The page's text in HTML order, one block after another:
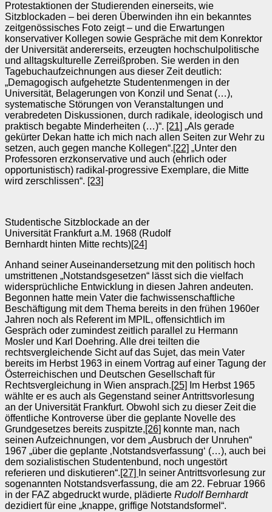
Protestaktionen der Studierenden einerseits, wie
Sitzblockaden – bei deren Überwinden ihn ein bekanntes
zeitgenössisches Foto zeigt – und die Erwartungen
konservativer Kollegen sowie Gespräche mit dem Konrektor
der Universität andererseits, erzeugten hochschulpolitische
und alltagskulturelle Zerreißproben. Sie werden in den
Tagebuchaufzeichnungen aus dieser Zeit deutlich:
„Demagogisch aufgehetzte Studentenmengen in der
Universität, Belagerungen von Konzil und Senat (…),
systematische Störungen von Veranstaltungen und
verabredeten Diskussionen, durch radikale, ideologisch und
praktisch begabte Minderheiten (…)“. [21] „Als gerade
gekürter Dekan hatte ich mich nach allen Seiten zur Wehr zu
setzen, auch gegen manche Kollegen“.[22] „Unter den
Professoren erzkonservative und auch (ehrlich oder
opportunistisch) radikal-progressive Exemplare, die Mitte
wird zerschlissen“. [23]
Studentische Sitzblockade an der
Universität Frankfurt a.M. 1968 (Rudolf
Bernhardt hinten Mitte rechts)[24]
Anhand seiner Auseinandersetzung mit den politisch hoch
umstrittenen „Notstandsgesetzen“ lässt sich die vielfach
widersprüchliche Entwicklung in diesen Jahren andeuten.
Begonnen hatte mein Vater die fachwissenschaftliche
Beschäftigung mit dem Thema bereits in den frühen 1960er
Jahren noch als Referent im MPIL, offensichtlich im
Gespräch oder zumindest zeitlich parallel zu Hermann
Mosler und Karl Doehring. Alle drei teilten die
rechtsvergleichende Sicht auf das Sujet, das mein Vater
bereits im Herbst 1963 in einem Vortrag auf einer Tagung der
Österreichischen und Deutschen Gesellschaft für
Rechtsvergleichung in Wien ansprach.[25]
Im Herbst 1965
wählte er es auch als Gegenstand seiner Antrittsvorlesung
an der Universität Frankfurt. Obwohl sich zu dieser Zeit die
öffentliche Kontroverse über die geplante Novelle des
Grundgesetzes bereits zuspitzte,[26] konnte man, nach
seinen Aufzeichnungen, vor dem „Ausbruch der Unruhen“
1967 „über die geplante ‚Notstandsverfassung‘ (…), auch bei
dem sozialistischen Studentenbund, noch ungestört
referieren und diskutieren“.[27]
In seiner Antrittsvorlesung zur
sogenannten Notstandsverfassung, die am 22. Februar 1966
in der FAZ abgedruckt wurde, plädierte Rudolf Bernhardt
dezidiert für eine „knappe, griffige Notstandsformel“.